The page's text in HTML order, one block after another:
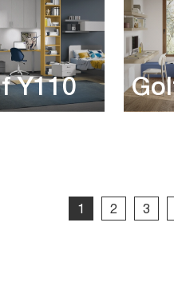
Y110
1 2 3